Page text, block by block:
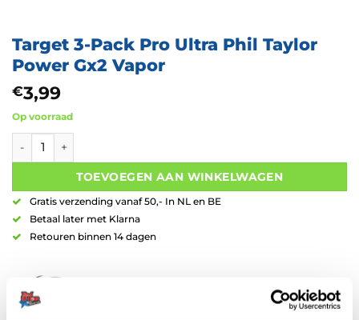
Target 3-Pack Pro Ultra Phil Taylor
Power Gx2 Vapor
€3,99
Op voorraad
Target 3-Pack Pro Ultra Phil Taylor Power Gx2 Vapor aantal
TOEVOEGEN AAN WINKELWAGEN
Gratis verzending vanaf 50,- In NL en BE
Betaal later met Klarna
Retouren binnen 14 dagen